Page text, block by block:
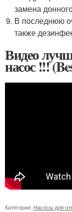
замена
В последнюю
также
Видео
насос !!!
Категории: Насосы для